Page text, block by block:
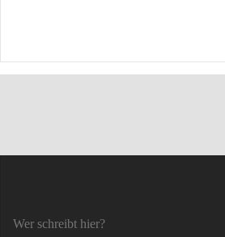
Wer schreibt hier?